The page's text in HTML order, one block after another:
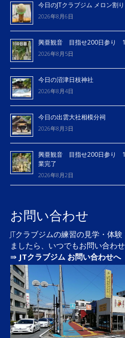
今日のJTクラブジム メロン割り
2026年8月6日
興亜観音 目指せ200日参り
2026年8月5日
今日の沼津日枝神社
2026年8月4日
今日の出雲大社相模分祠
2026年8月3日
興亜観音 目指せ200日参り
業完了
2026年8月2日
お問い合わせ
JTクラブジムの練習の見学・体
ましたら、いつでもお問い合わせ
⇛ JTクラブジム お問い合わせへ